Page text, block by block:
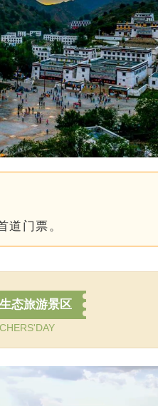
道门票。
态旅游景区